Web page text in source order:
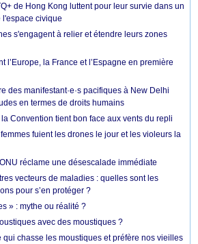
de Hong Kong luttent pour leur survie dans un
l'espace civique
s'engagent à relier et étendre leurs zones
l’Europe, la France et l’Espagne en première
des manifestant·e·s pacifiques à New Delhi
en termes de droits humains
Convention tient bon face aux vents du repli
fuient les drones le jour et les violeurs la
réclame une désescalade immédiate
vecteurs de maladies : quelles sont les
pour s’en protéger ?
» : mythe ou réalité ?
avec des moustiques ?
chasse les moustiques et préfère nos vieilles